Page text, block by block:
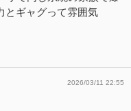
とギャグって雰囲気
2026/03/11 22:55